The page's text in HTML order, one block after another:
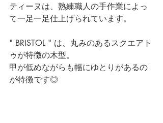
ティーヌは、熟練職人の手作業によっ
て一足一足仕上げられています。
" BRISTOL " は、丸みのあるスクエアト
ゥが特徴の木型。
甲が低めながらも幅にゆとりがあるの
が特徴です◎